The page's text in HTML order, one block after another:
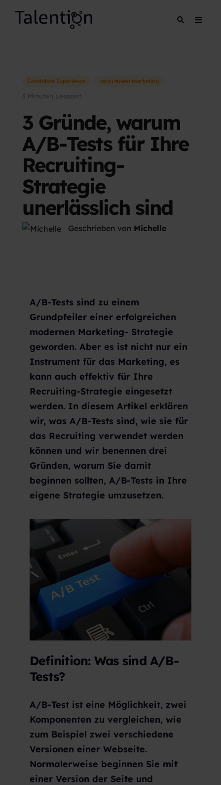
Candidate Experience recruitment marketing
3 Minuten Lesezeit
3 Gründe, warum
A/B-Tests für Ihre
Recruiting-
Strategie
unerlässlich sind
Geschrieben von Michelle
A/B-Tests sind zu einem
Grundpfeiler einer erfolgreichen
modernen Marketing- Strategie
geworden. Aber es ist nicht nur ein
Instrument für das Marketing, es
kann auch effektiv für Ihre
Recruiting-Strategie eingesetzt
werden. In diesem Artikel erklären
wir, was A/B-Tests sind, wie sie für
das Recruiting verwendet werden
können und wir benennen drei
Gründen, warum Sie damit
beginnen sollten, A/B-Tests in Ihre
eigene Strategie umzusetzen.
Definition: Was sind A/B-
Tests?
A/B-Test ist eine Möglichkeit, zwei
Komponenten zu vergleichen, wie
zum Beispiel zwei verschiedene
Versionen einer Webseite.
Normalerweise beginnen Sie mit
einer Version der Seite und